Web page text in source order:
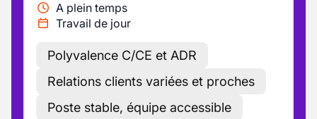
A plein temps
Travail de jour
Polyvalence C/CE et ADR
Relations clients variées et proches
Poste stable, équipe accessible